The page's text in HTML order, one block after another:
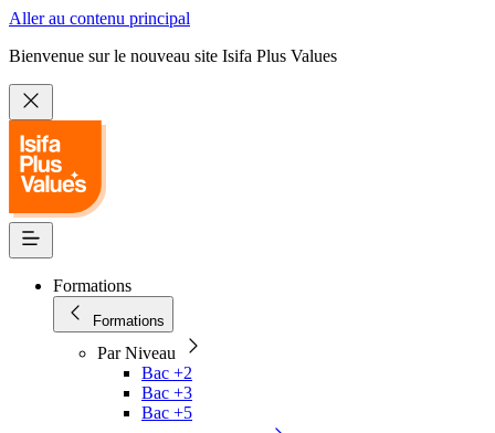
Aller au contenu principal
Bienvenue sur le nouveau site Isifa Plus Values
Formations
Formations
Par Niveau
Bac +2
Bac +3
Bac +5